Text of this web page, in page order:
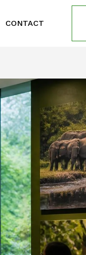
CONTACT